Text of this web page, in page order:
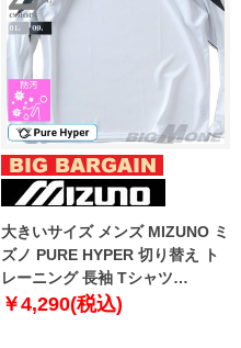
大きいサイズ メンズ MIZUNO ミ
ズノ PURE HYPER 切り替え ト
レーニング 長袖 Tシャツ
k2jacb40
￥4,290(税込)